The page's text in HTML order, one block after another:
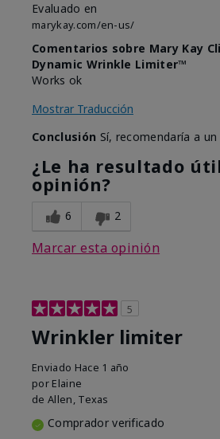
Evaluado en
marykay.com/en-us/
Comentarios sobre Mary Kay
Dynamic Wrinkle Limiter™
Works ok
Mostrar Traducción
Conclusión Sí, recomendaría a
¿Le ha resultado
opinión?
6 2
Marcar esta opinión
5
Wrinkler limiter
Enviado Hace 1 año
por Elaine
de Allen, Texas
Comprador verificado